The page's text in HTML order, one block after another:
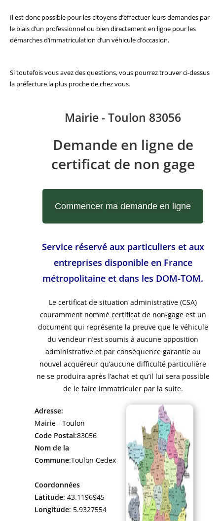
Il est donc possible pour les citoyens d’effectuer leurs demandes par
le biais d’un professionnel ou bien directement en ligne pour les
démarches d’immatriculation d’un véhicule d’occasion.
Si toutefois vous avez des questions, vous pourrez trouver ci-dessus
la préfecture la plus proche de chez vous.
Mairie - Toulon 83056
Demande en ligne de
certificat de non gage
Commencer ma demande en ligne
Service réservé aux particuliers et aux
entreprises disponible en France
métropolitaine et dans les DOM-TOM.
Le certificat de situation administrative (CSA)
couramment nommé certificat de non-gage est un
document qui représente la preuve que le véhicule
du vendeur n’est soumis à aucune opposition
administrative et par conséquence garantie au
nouvel acquéreur qu’aucune difficulté particulière
ne se produira après l’achat et qu’il lui sera possible
de le faire immatriculer par la suite.
Adresse:
Mairie - Toulon
Code Postal:83056
Nom de la
Commune:Toulon Cedex
Coordonnées
Latitude: 43.1196945
Longitude: 5.9327554